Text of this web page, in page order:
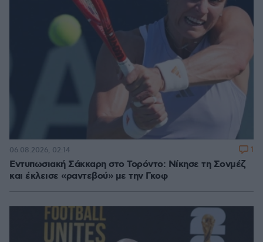
Εντυπωσιακή Σάκκαρη στο Τορόντο: Νίκησε τη Σονμέζ
και έκλεισε «ραντεβού» με την Γκοφ
06.08.2026, 02:14 1